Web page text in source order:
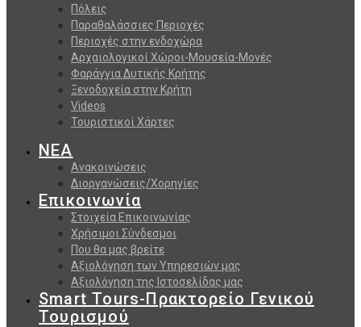
Πόλεις
Παραθαλάσσιες Περιοχές
Περιοχές στην ενδοχώρα
Αρχαιολογικοί Χώροι-Μουσεία-Μονές
Φαράγγια Δυτικής Κρήτης
Ξενοδοχεία στην Κρήτη
Videos
Τουριστικοί Χάρτες
ΝΕΑ
Ανακοινώσεις
Διοργανώσεις/Χορηγίες
Επικοινωνία
Στοιχεία Επικοινωνίας
Χρήσιμοι Σύνδεσμοι
Που θα μας βρείτε
Αξιολόγηση των Υπηρεσιών μας
Αξιολόγηση της Ιστοσελίδας μας
Smart Tours-Πρακτορείο Γενικού
Τουρισμού